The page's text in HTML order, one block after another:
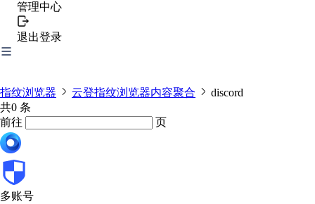
管理中心
退出登录
指纹浏览器 云登指纹浏览器内容聚合
discord
共0 条
前往
页
多账号